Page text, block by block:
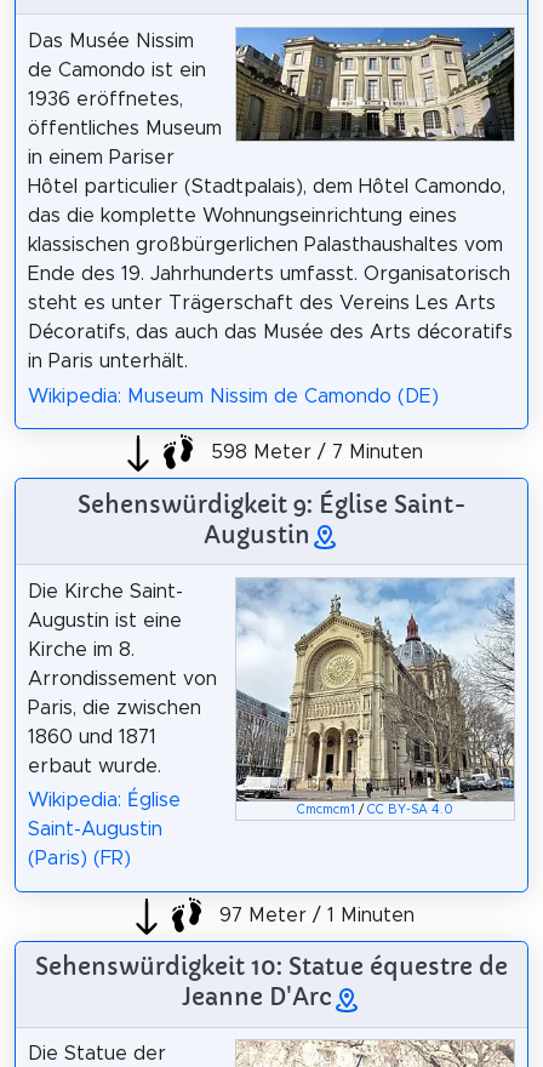
Das Musée Nissim
de Camondo ist ein
1936 eröffnetes,
öffentliches Museum
in einem Pariser
Hôtel particulier (Stadtpalais), dem Hôtel Camondo,
das die komplette Wohnungseinrichtung eines
klassischen großbürgerlichen Palasthaushaltes vom
Ende des 19. Jahrhunderts umfasst. Organisatorisch
steht es unter Trägerschaft des Vereins Les Arts
Décoratifs, das auch das Musée des Arts décoratifs
in Paris unterhält.
Wikipedia: Museum Nissim de Camondo (DE)
598 Meter / 7 Minuten
Sehenswürdigkeit 9: Église Saint-
Augustin
Cmcmcm1 /CC BY-SA 4.0
Die Kirche Saint-
Augustin ist eine
Kirche im 8.
Arrondissement von
Paris, die zwischen
1860 und 1871
erbaut wurde.
Wikipedia: Église
Saint-Augustin
(Paris) (FR)
97 Meter / 1 Minuten
Sehenswürdigkeit 10: Statue équestre de
Jeanne D'Arc
Die Statue der